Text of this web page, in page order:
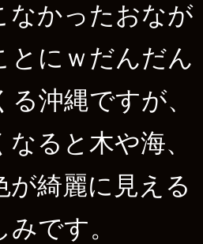
なかったおなが
とにｗだんだん
沖縄ですが、
ると木や海、
が綺麗に見える
です。